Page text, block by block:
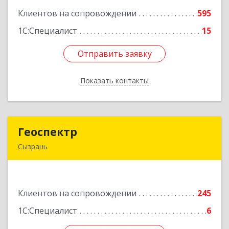
Клиентов на сопровождении
595
1С:Специалист
15
Отправить заявку
Показать контакты
Подробнее
Отправить заявку
Назад
Геоспектр
Сызрань
Клиентов на сопровождении
245
1С:Специалист
6
Подробнее